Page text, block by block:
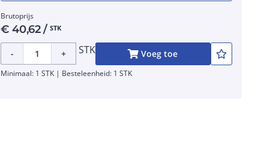
Brutoprijs
€40,62/ STK
- + STK Voeg toe
Minimaal: 1 STK | Besteleenheid: 1 STK